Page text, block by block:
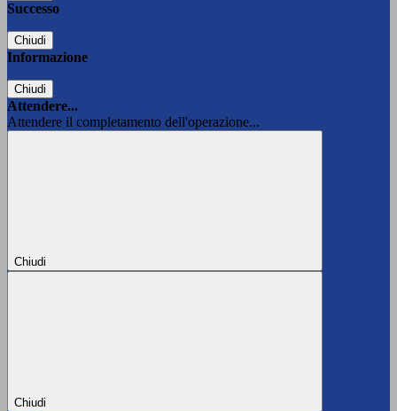
Successo
Chiudi
Informazione
Chiudi
Attendere...
Attendere il completamento dell'operazione...
Chiudi
Chiudi